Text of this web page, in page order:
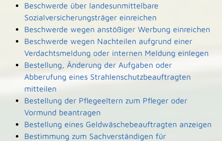
Beschwerde über landesunmittelbare
Sozialversicherungsträger einreichen
Beschwerde wegen anstößiger Werbung einreichen
Beschwerde wegen Nachteilen aufgrund einer
Verdachtsmeldung oder internen Meldung einlegen
Bestellung, Änderung der Aufgaben oder
Abberufung eines Strahlenschutzbeauftragten
mitteilen
Bestellung der Pflegeeltern zum Pfleger oder
Vormund beantragen
Bestellung eines Geldwäschebeauftragten anzeigen
Bestimmung zum Sachverständigen für